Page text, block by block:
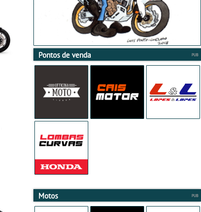
Pontos de venda
Motos